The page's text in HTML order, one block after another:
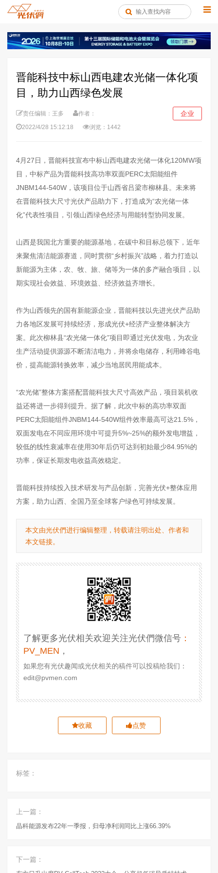
晋能科技中标山西电建农光储一体化项
目，助力山西绿色发展
责任编辑：王多
作者：
2022/4/28 15:12:18
浏览：1442
企业
4月27日，晋能科技宣布中标山西电建农光储一体化120MW项
目，中标产品为晋能科技高功率双面PERC太阳能组件
JNBM144-540W，该项目位于山西省吕梁市柳林县。未来将
在晋能科技大尺寸光伏产品助力下，打造成为“农光储一体
化”代表性项目，引领山西绿色经济与用能转型协同发展。
山西是我国北方重要的能源基地，在碳中和目标总领下，近年
来聚焦清洁能源赛道，同时贯彻“乡村振兴”战略，着力打造以
新能源为主体，农、牧、旅、储等为一体的多产融合项目，以
期实现社会效益、环境效益、经济效益齐增长。
作为山西领先的国有新能源企业，晋能科技以先进光伏产品助
力各地区发展可持续经济，形成光伏+经济产业整体解决方
案。此次柳林县“农光储一体化”项目即通过光伏发电，为农业
生产活动提供源源不断清洁电力，并将余电储存，利用峰谷电
价，提高能源转换效率，减少当地居民用能成本。
“农光储”整体方案搭配晋能科技大尺寸高效产品，项目装机收
益还将进一步得到提升。据了解，此次中标的高功率双面
PERC太阳能组件JNBM144-540W组件效率最高可达21.5%，
双面发电在不同应用环境中可提升5%~25%的额外发电增益，
较低的线性衰减率在使用30年后仍可达到初始最少84.95%的
功率，保证长期发电收益高效稳定。
晋能科技持续投入技术研发与产品创新，完善光伏+整体应用
方案，助力山西、全国乃至全球客户绿色可持续发展。
本文由光伏們进行编辑整理，转载请注明出处、作者和
本文链接。
了解更多光伏相关欢迎关注光伏們微信号 ：
PV_MEN ，
如果您有光伏趣闻或光伏相关的稿件可以投稿给我们：
edit@pvmen.com
收藏 点赞
标签：
上一篇：
晶科能源发布22年一季报，归母净利润同比上涨66.39%
下一篇：